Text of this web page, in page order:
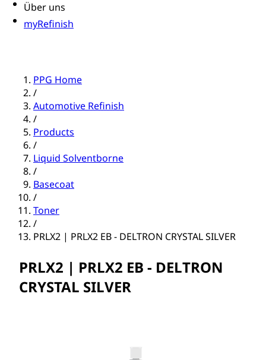
Über uns
myRefinish
PPG Home
/
Automotive Refinish
/
Products
/
Liquid Solventborne
/
Basecoat
/
Toner
/
PRLX2 | PRLX2 EB - DELTRON CRYSTAL SILVER
PRLX2 | PRLX2 EB - DELTRON
CRYSTAL SILVER